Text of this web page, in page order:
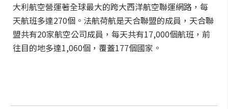
大利航空營運著全球最大的跨大西洋航空聯運網路，每
天航班多達270個。法航荷航是天合聯盟的成員，天合聯
盟共有20家航空公司成員，每天共有17,000個航班，前
往目的地多達1,060個，覆蓋177個國家。